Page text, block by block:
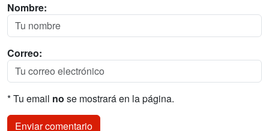
Nombre:
Correo:
* Tu email no se mostrará en la página.